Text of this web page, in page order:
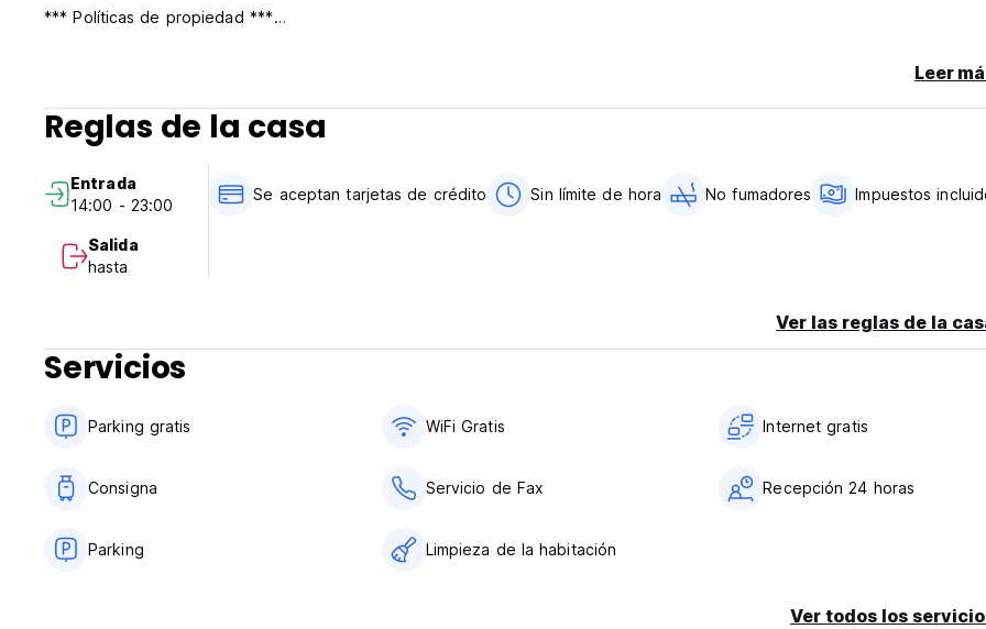
*** Políticas de propiedad ***
Echa un vistazo antes de las 12:00 del mediodía.
Pago al llegar por efectivo, tarjetas de crédito.
Impuestos incluidos.
No hay toque de queda.
De no fumadores.
No se permiten mascotas. (Auto-translated from original language)
Leer
Reglas de la casa
Entrada
14:00 - 23:00
Salida
hasta
Se aceptan tarjetas de crédito Sin límite de hora No fumadores Impuestos
Ver las reglas de la
Servicios
Parking gratis WiFi Gratis Internet gratis
Consigna Servicio de Fax Recepción 24 horas
Parking Limpieza de la habitación
Ver todos los